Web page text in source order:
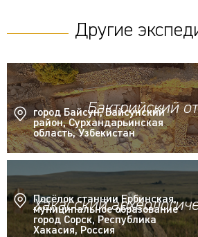
Другие
Бактрийский
город Байсун, Байсунский
район, Сурхандарьинская
область, Узбекистан
Хакасский
Посёлок станции Ербинская,
муниципальное образование
город Сорск, Республика
Хакасия, Россия